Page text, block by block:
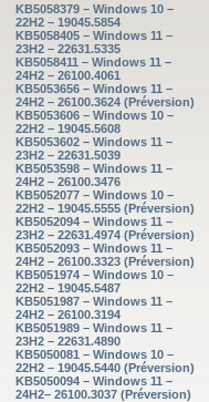
KB5058379 – Windows 10 –
22H2 – 19045.5854
KB5058405 – Windows 11 –
23H2 – 22631.5335
KB5058411 – Windows 11 –
24H2 – 26100.4061
KB5053656 – Windows 11 –
24H2 – 26100.3624 (Préversion)
KB5053606 – Windows 10 –
22H2 – 19045.5608
KB5053602 – Windows 11 –
23H2 – 22631.5039
KB5053598 – Windows 11 –
24H2 – 26100.3476
KB5052077 – Windows 10 –
22H2 – 19045.5555 (Préversion)
KB5052094 – Windows 11 –
23H2 – 22631.4974 (Préversion)
KB5052093 – Windows 11 –
24H2 – 26100.3323 (Préversion)
KB5051974 – Windows 10 –
22H2 – 19045.5487
KB5051987 – Windows 11 –
24H2 – 26100.3194
KB5051989 – Windows 11 –
23H2 – 22631.4890
KB5050081 – Windows 10 –
22H2 – 19045.5440 (Préversion)
KB5050094 – Windows 11 –
24H2– 26100.3037 (Préversion)